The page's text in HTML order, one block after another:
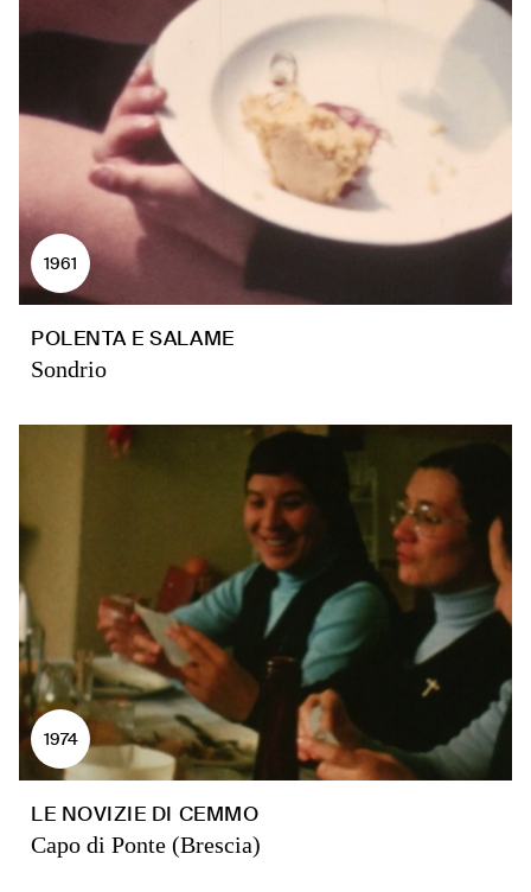
1961
POLENTA E SALAME
Sondrio
1974
LE NOVIZIE DI CEMMO
Capo di Ponte (Brescia)